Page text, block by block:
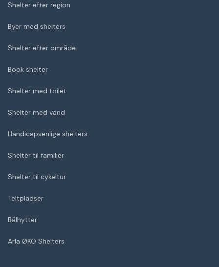
Shelter efter region
Byer med shelters
Shelter efter område
Book shelter
Shelter med toilet
Shelter med vand
Handicapvenlige shelters
Shelter til familier
Shelter til cykeltur
Teltpladser
Bålhytter
Arla ØKO Shelters